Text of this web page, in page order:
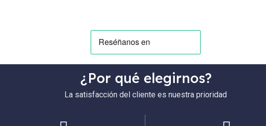
¿Por qué elegirnos?
La satisfacción del cliente es nuestra prioridad